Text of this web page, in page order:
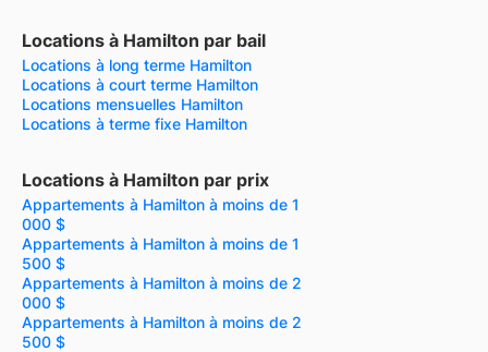
Locations à Hamilton par bail
Locations à long terme Hamilton
Locations à court terme Hamilton
Locations mensuelles Hamilton
Locations à terme fixe Hamilton
Locations à Hamilton par prix
Appartements à Hamilton à moins de 1
000 $
Appartements à Hamilton à moins de 1
500 $
Appartements à Hamilton à moins de 2
000 $
Appartements à Hamilton à moins de 2
500 $